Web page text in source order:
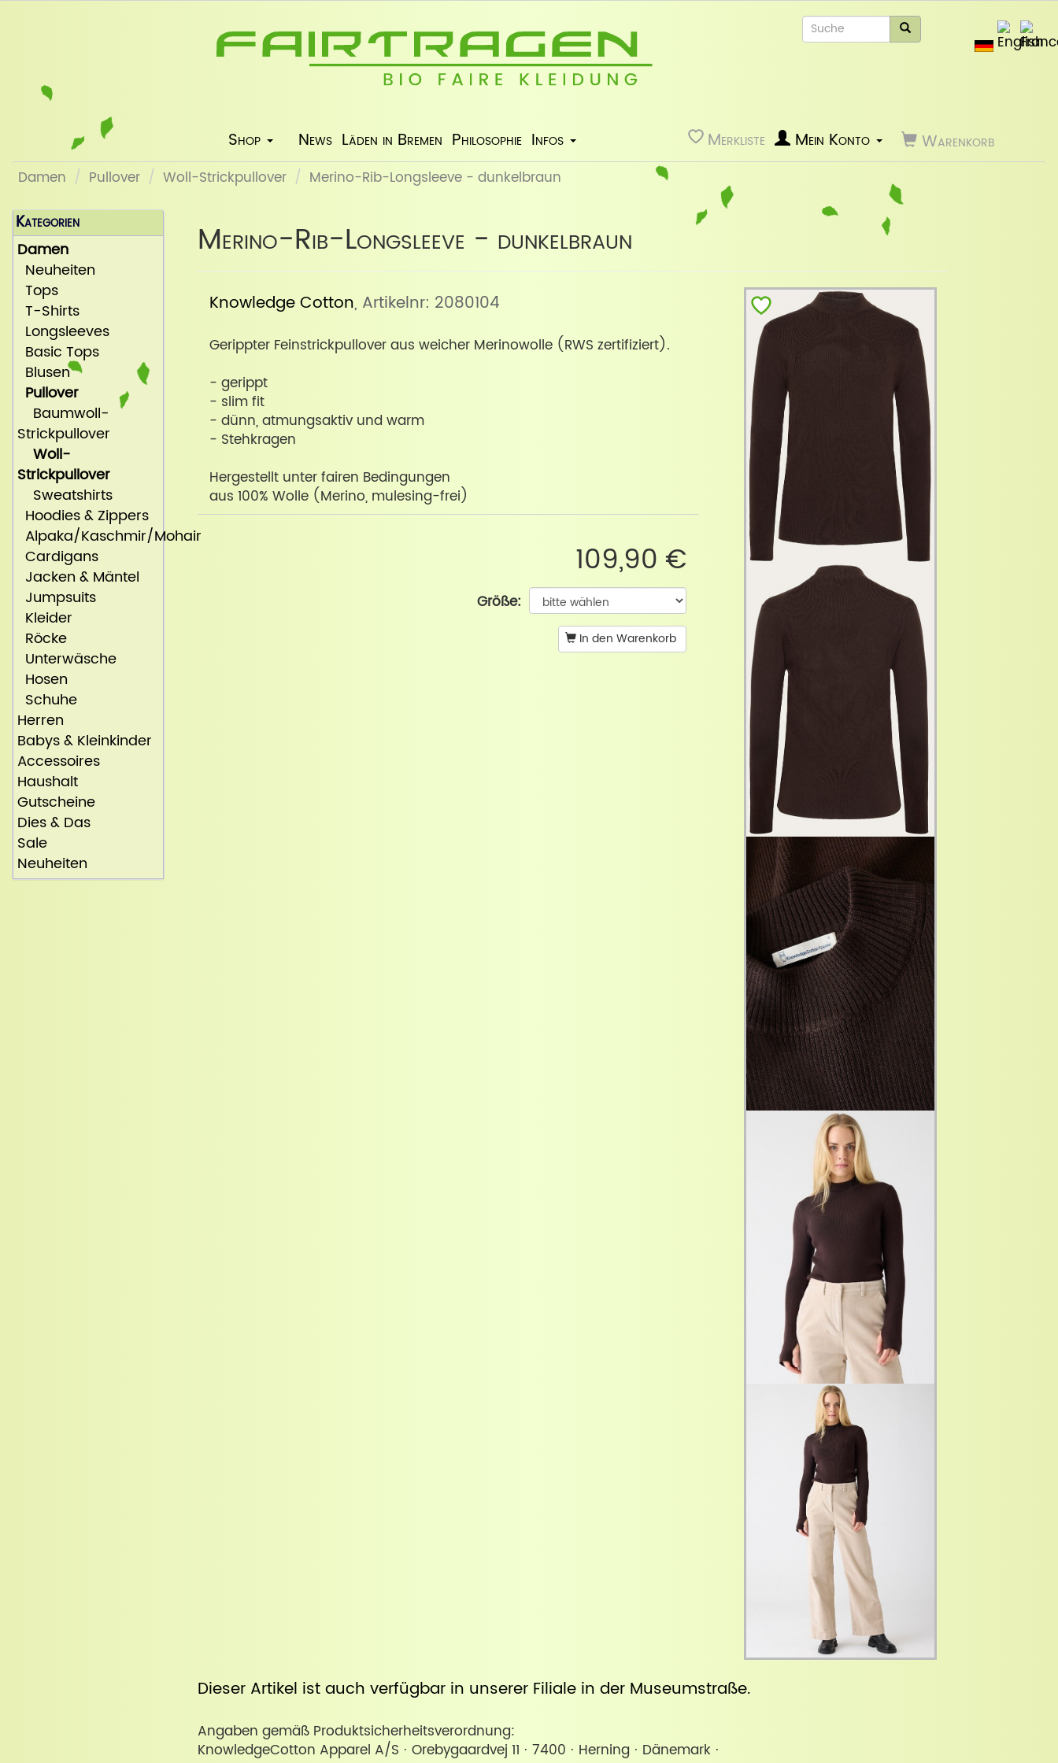
Shop News Läden in Bremen Philosophie Infos Merkliste Warenkorb
Mein Konto
Damen Pullover Woll-Strickpullover Merino-Rib-Longsleeve - dunkelbraun
Merino-Rib-Longsleeve - dunkelbraun
Knowledge Cotton, Artikelnr: 2080104
Gerippter Feinstrickpullover aus weicher Merinowolle (RWS zertifiziert).
- gerippt
- slim fit
- dünn, atmungsaktiv und warm
- Stehkragen
Hergestellt unter fairen Bedingungen
aus 100% Wolle (Merino, mulesing-frei)
109,90 €
Größe:
In den Warenkorb
Dieser Artikel ist auch verfügbar in unserer Filiale in der Museumstraße.
Angaben gemäß Produktsicherheitsverordnung:
KnowledgeCotton Apparel A/S · Orebygaardvej 11 · 7400 · Herning · Dänemark ·
Kategorien
Damen
Neuheiten
Tops
T-Shirts
Longsleeves
Basic Tops
Blusen
Pullover
Baumwoll-
Strickpullover
Woll-
Strickpullover
Sweatshirts
Hoodies & Zippers
Alpaka/Kaschmir/Mohair
Cardigans
Jacken & Mäntel
Jumpsuits
Kleider
Röcke
Unterwäsche
Hosen
Schuhe
Herren
Babys & Kleinkinder
Accessoires
Haushalt
Gutscheine
Dies & Das
Sale
Neuheiten